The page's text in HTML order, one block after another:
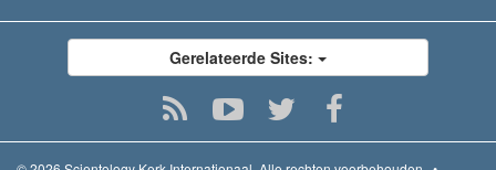
Gerelateerde Sites: